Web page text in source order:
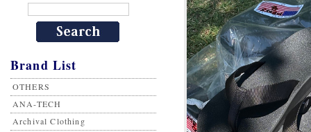
Brand List
OTHERS
ANA-TECH
Archival Clothing